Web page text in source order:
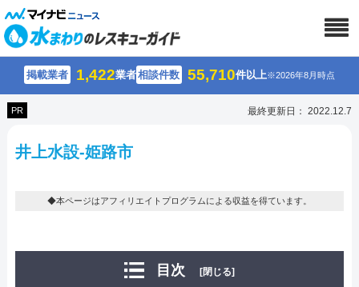
掲載業者 1,422業者相談件数 55,710件以上※2026年8月時点
PR 最終更新日： 2022.12.7
井上水設-姫路市
◆本ページはアフィリエイトプログラムによる収益を得ています。
目次 [閉じる]